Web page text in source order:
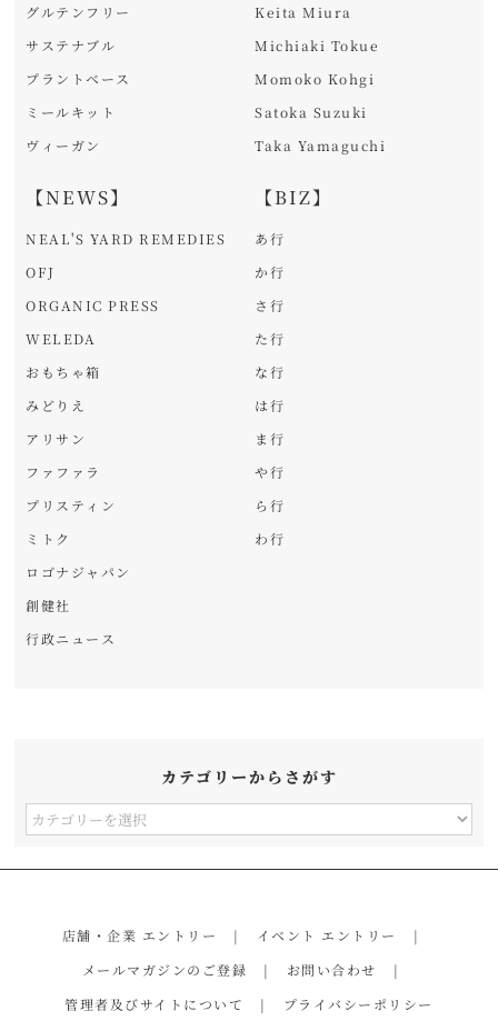
グルテンフリー
サステナブル
プラントベース
ミールキット
ヴィーガン
【NEWS】
NEAL'S YARD REMEDIES
OFJ
ORGANIC PRESS
WELEDA
おもちゃ箱
みどりえ
アリサン
ファファラ
プリスティン
ミトク
ロゴナジャパン
創健社
行政ニュース
Keita Miura
Michiaki Tokue
Momoko Kohgi
Satoka Suzuki
Taka Yamaguchi
【BIZ】
あ行
か行
さ行
た行
な行
は行
ま行
や行
ら行
わ行
カテゴリーからさがす
カ
店舗・企業 エントリー
イベント エントリー
メールマガジンのご登録
お問い合わせ
管理者及びサイトについて
プライバシーポリシー